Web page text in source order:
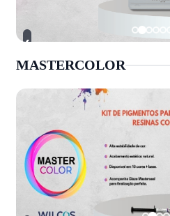
‹
MASTERCOLOR